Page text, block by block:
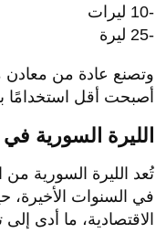
-10 ليرات
-25 ليرة
وتصنع عادة من معادن
أصبحت أقل استخدامًا
الليرة السورية
تُعد الليرة السورية
في السنوات الأخيرة،
الاقتصادية، ما أدى